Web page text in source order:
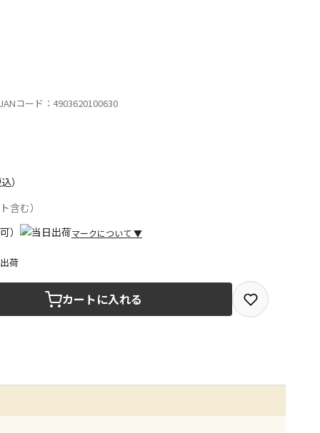
コード：4903620100630
）
含む）
マークについて ▼
を選択できる商品です
で受取ができる商品です（宅配便でのお届けができませ
荷
カートに入れる